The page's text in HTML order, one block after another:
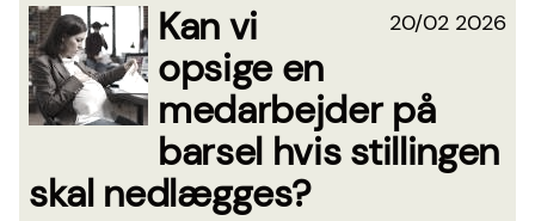
20/02 2026
Kan vi
opsige en
medarbejder på
barsel hvis stillingen
skal nedlægges?